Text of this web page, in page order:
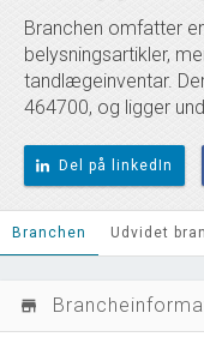
Branchen omfatter
belysningsartikler,
tandlægeinventar.
464700, og ligger
Del på linkedIn
Branchen Udvidet
store_mall_directory